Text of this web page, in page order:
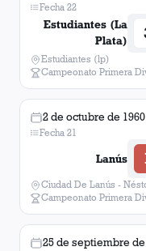
Fecha 22
Estudiantes (La
Plata)
Estudiantes (lp)
Campeonato Primera
2 de octubre de 1960
Fecha 21
Lanús
Ciudad De Lanús -
Campeonato Primera
25 de septiembre de